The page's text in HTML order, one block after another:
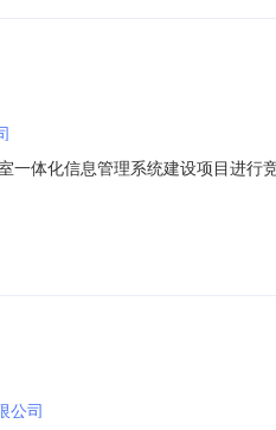
体化信息管理系统建设项目进
件有限公司确定成交日期：2026
公司